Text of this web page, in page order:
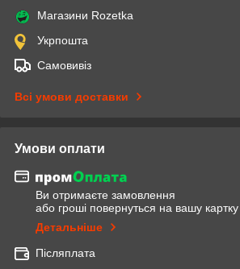
Магазини Rozetka
Укрпошта
Самовивіз
Всі умови доставки
Умови оплати
Ви отримаєте замовлення
або гроші повернуться на вашу картку
Детальніше
Післяплата